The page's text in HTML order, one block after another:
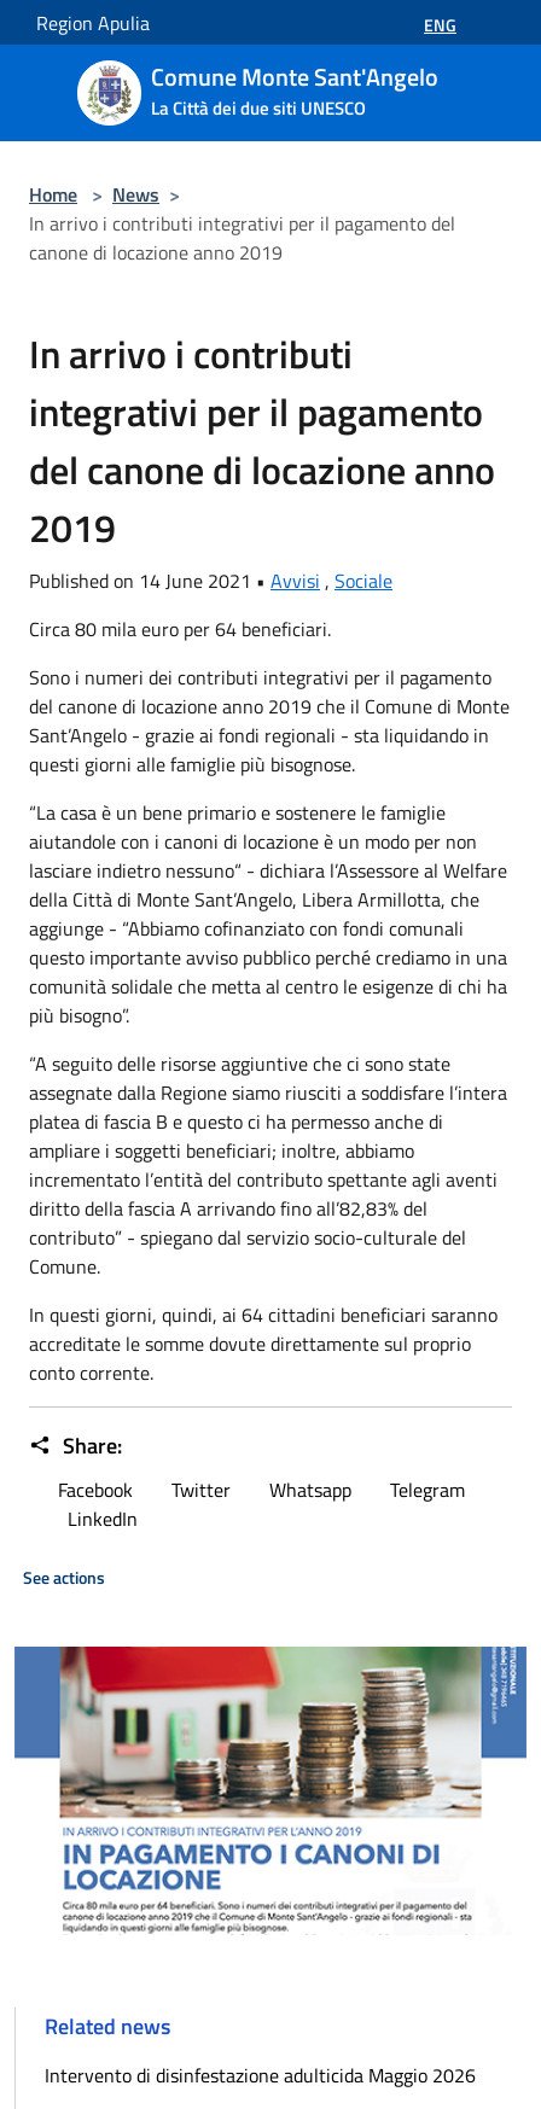
Salta al contenuto principale
Region Apulia ENG
Comune Monte Sant'Angelo
La Città dei due siti UNESCO
Home > News >
In arrivo i contributi integrativi per il pagamento del
canone di locazione anno 2019
In arrivo i contributi
integrativi per il pagamento
del canone di locazione anno
2019
Published on 14 June 2021 • Avvisi , Sociale
Circa 80 mila euro per 64 beneficiari.
Sono i numeri dei contributi integrativi per il pagamento
del canone di locazione anno 2019 che il Comune di Monte
Sant’Angelo - grazie ai fondi regionali - sta liquidando in
questi giorni alle famiglie più bisognose.
“La casa è un bene primario e sostenere le famiglie
aiutandole con i canoni di locazione è un modo per non
lasciare indietro nessuno“ - dichiara l’Assessore al Welfare
della Città di Monte Sant’Angelo, Libera Armillotta, che
aggiunge - “Abbiamo cofinanziato con fondi comunali
questo importante avviso pubblico perché crediamo in una
comunità solidale che metta al centro le esigenze di chi ha
più bisogno”.
“A seguito delle risorse aggiuntive che ci sono state
assegnate dalla Regione siamo riusciti a soddisfare l’intera
platea di fascia B e questo ci ha permesso anche di
ampliare i soggetti beneficiari; inoltre, abbiamo
incrementato l’entità del contributo spettante agli aventi
diritto della fascia A arrivando fino all’82,83% del
contributo” - spiegano dal servizio socio-culturale del
Comune.
In questi giorni, quindi, ai 64 cittadini beneficiari saranno
accreditate le somme dovute direttamente sul proprio
conto corrente.
Share:
Facebook Twitter Whatsapp
Telegram
LinkedIn
See actions
Related news
Intervento di disinfestazione adulticida Maggio 2026